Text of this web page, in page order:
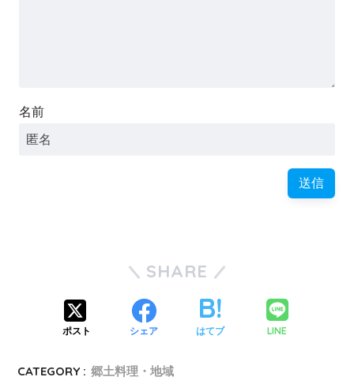
名前
SHARE
ポスト シェア はてブ LINE
CATEGORY : 郷土料理・地域